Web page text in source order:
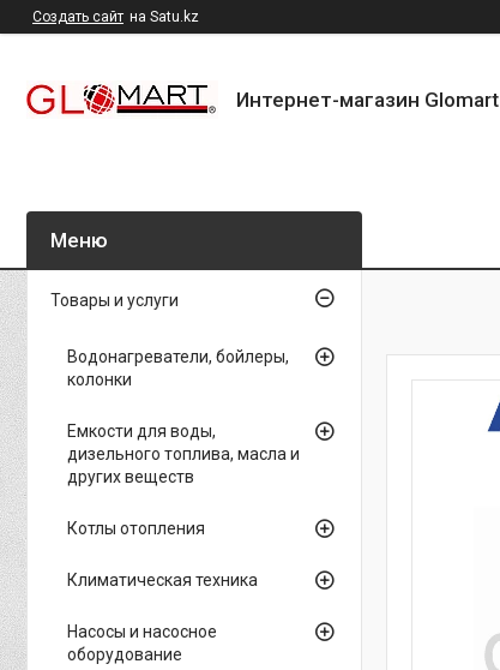
Создать сайт на Satu.kz
Интернет-магазин Glomart
Товары и услуги
Водонагреватели, бойлеры,
колонки
Емкости для воды,
дизельного топлива, масла и
других веществ
Котлы отопления
Климатическая техника
Насосы и насосное
оборудование